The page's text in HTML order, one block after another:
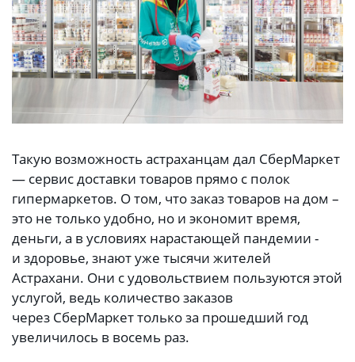
Такую возможность астраханцам дал СберМаркет
— сервис доставки товаров прямо с полок
гипермаркетов. О том, что заказ товаров на дом –
это не только удобно, но и экономит время,
деньги, а в условиях нарастающей пандемии -
и здоровье, знают уже тысячи жителей
Астрахани. Они с удовольствием пользуются этой
услугой, ведь количество заказов
через СберМаркет только за прошедший год
увеличилось в восемь раз.